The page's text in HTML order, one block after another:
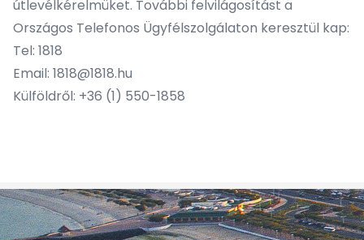
útlevélkérelmüket. További felvilágosítást a
Országos Telefonos Ügyfélszolgálaton keresztül kap:
Tel: 1818
Email: 1818@1818.hu
Külföldről: +36 (1) 550-1858